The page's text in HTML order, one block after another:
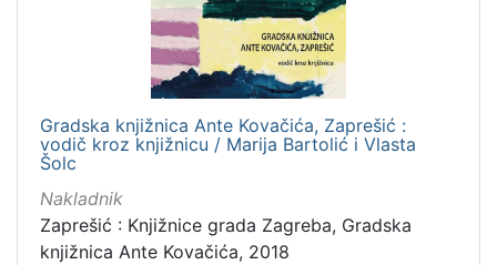
Gradska knjižnica Ante Kovačića, Zaprešić :
vodič kroz knjižnicu / Marija Bartolić i Vlasta
Šolc
Nakladnik
Zaprešić : Knjižnice grada Zagreba, Gradska
knjižnica Ante Kovačića, 2018